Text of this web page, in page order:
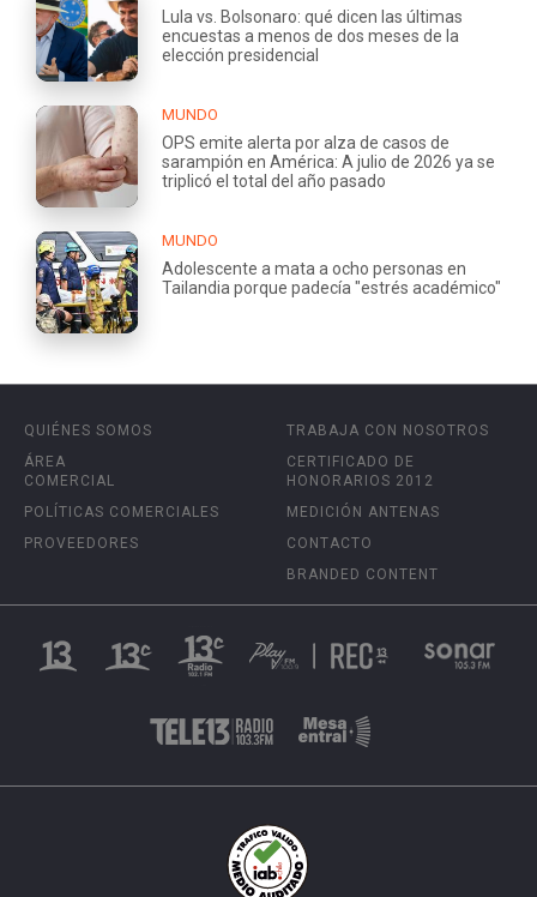
Lula vs. Bolsonaro: qué dicen las últimas
encuestas a menos de dos meses de la
elección presidencial
MUNDO
OPS emite alerta por alza de casos de
sarampión en América: A julio de 2026 ya se
triplicó el total del año pasado
MUNDO
Adolescente a mata a ocho personas en
Tailandia porque padecía "estrés académico"
QUIÉNES SOMOS
ÁREA
COMERCIAL
POLÍTICAS COMERCIALES
PROVEEDORES
TRABAJA CON NOSOTROS
CERTIFICADO DE
HONORARIOS 2012
MEDICIÓN ANTENAS
CONTACTO
BRANDED CONTENT